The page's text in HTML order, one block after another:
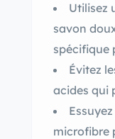
Utilisez
savon
spécifique
Évitez
acides qui
microfibre